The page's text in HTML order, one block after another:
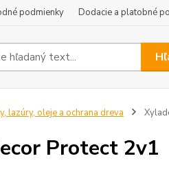
podmienky Dodacie a platobné
lazúry, oleje a ochrana dreva
Protect 2v1